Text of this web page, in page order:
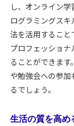
し、オンライン
ログラミングス
法を活用すること
プロフェッショ
ることができます
や勉強会への参
るでしょう。
生活の質を高め